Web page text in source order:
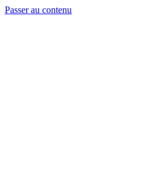
Passer au contenu